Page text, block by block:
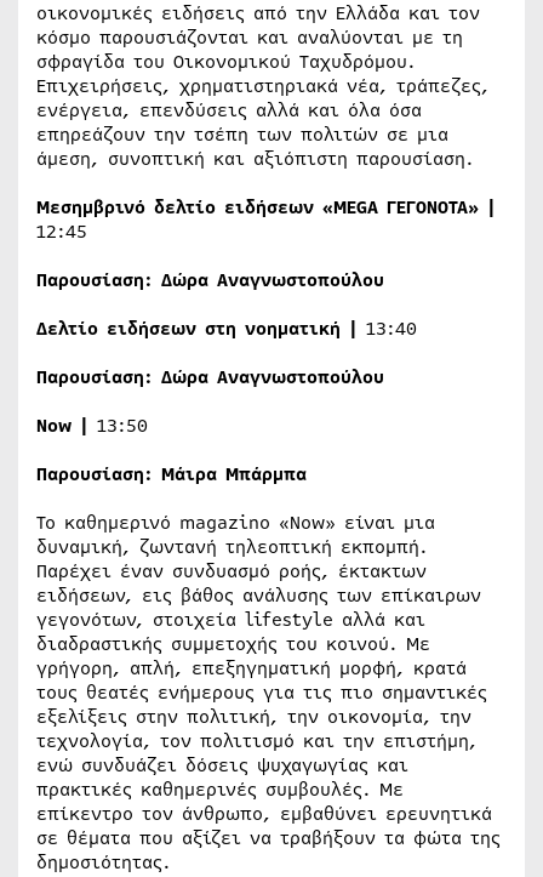
οικονομικές ειδήσεις από την Ελλάδα και τον
κόσμο παρουσιάζονται και αναλύονται με τη
σφραγίδα του Οικονομικού Ταχυδρόμου.
Επιχειρήσεις, χρηματιστηριακά νέα, τράπεζες,
ενέργεια, επενδύσεις αλλά και όλα όσα
επηρεάζουν την τσέπη των πολιτών σε μια
άμεση, συνοπτική και αξιόπιστη παρουσίαση.
Μεσημβρινό δελτίο ειδήσεων «MEGA ΓΕΓΟΝΟΤΑ» |
12:45
Παρουσίαση: Δώρα Αναγνωστοπούλου
Δελτίο ειδήσεων στη νοηματική | 13:40
Παρουσίαση: Δώρα Αναγνωστοπούλου
Now | 13:50
Παρουσίαση: Μάιρα Μπάρμπα
Το καθημερινό magazino «Now» είναι μια
δυναμική, ζωντανή τηλεοπτική εκπομπή.
Παρέχει έναν συνδυασμό ροής, έκτακτων
ειδήσεων, εις βάθος ανάλυσης των επίκαιρων
γεγονότων, στοιχεία lifestyle αλλά και
διαδραστικής συμμετοχής του κοινού. Με
γρήγορη, απλή, επεξηγηματική μορφή, κρατά
τους θεατές ενήμερους για τις πιο σημαντικές
εξελίξεις στην πολιτική, την οικονομία, την
τεχνολογία, τον πολιτισμό και την επιστήμη,
ενώ συνδυάζει δόσεις ψυχαγωγίας και
πρακτικές καθημερινές συμβουλές. Με
επίκεντρο τον άνθρωπο, εμβαθύνει ερευνητικά
σε θέματα που αξίζει να τραβήξουν τα φώτα της
δημοσιότητας.